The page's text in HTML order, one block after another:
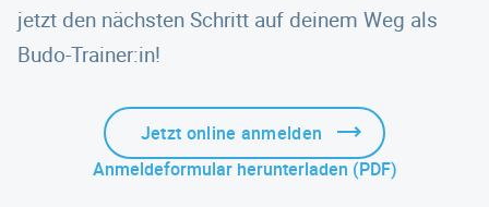
jetzt den nächsten Schritt auf deinem Weg als
Budo-Trainer:in!
Jetzt online anmelden
Anmeldeformular herunterladen (PDF)